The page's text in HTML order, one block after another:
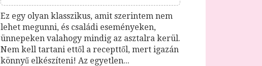
Ez egy olyan klasszikus, amit szerintem nem
lehet megunni, és családi eseményeken,
ünnepeken valahogy mindig az asztalra kerül.
Nem kell tartani ettől a recepttől, mert igazán
könnyű elkészíteni! Az egyetlen...